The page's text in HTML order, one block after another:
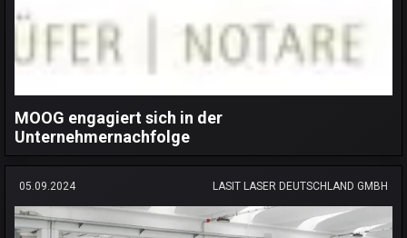
MOOG engagiert sich in der
Unternehmernachfolge
05.09.2024 LASIT LASER DEUTSCHLAND GMBH